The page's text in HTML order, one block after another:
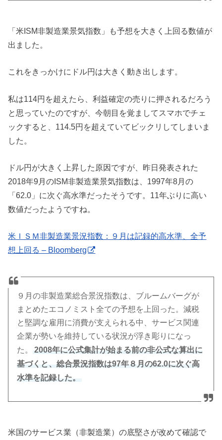
「米ISM非製造業景気指数」も予想を大きく上回る数値が
出ました。
これをきっかけにドル円は大きく動き出します。
私は114円を超えたら、利益確定の売りに押されるだろう
と思っていたのですが、今朝目を覚ましてスマホでチェ
ックすると、114.5円を超えていてビックリしてしまいま
した。
ドル円が大きく上昇した原因ですが、昨日発表された
2018年9月のISM非製造業景気指数は、1997年8月の
「62.0」に次ぐ高水準だったそうです。11年ぶりに高い
数値だったようですね。
米ＩＳＭ非製造業景況指数：９月は記録的高水準、全予
想上回る – Bloomberg
９月の非製造業総合景況指数は、ブルームバーグが
まとめたエコノミスト全ての予想を上回った。減税
と堅調な雇用に消費が支えられる中、サービス関連
企業が勢いを維持している状況が浮き彫りになっ
た。
2008年に公式集計が始まる前の非公式な算出に
基づくと、総合景況指数は97年８月の62.0に次ぐ高
水準を記録した。
米国のサービス業（非製造業）の底堅さが改めて確認で